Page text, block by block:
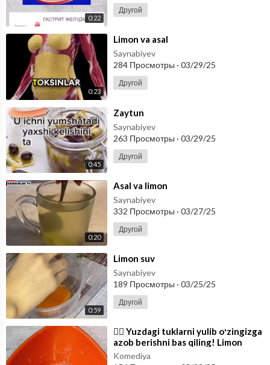
0:22
Другой
0:23
⁣Limon va asal
Saynabiyev
284 Просмотры · 03/29/25
Другой
0:45
⁣Zaytun
Saynabiyev
263 Просмотры · 03/29/25
Другой
0:20
⁣Asal va limon
Saynabiyev
332 Просмотры · 03/27/25
Другой
0:59
⁣Limon suv
Saynabiyev
189 Просмотры · 03/25/25
Другой
⁣🙅‍♀️ Yuzdagi tuklarni yulib oʻzingizga
azob berishni bas qiling! Limon
suvuni siqib unga shakar va
Komediya